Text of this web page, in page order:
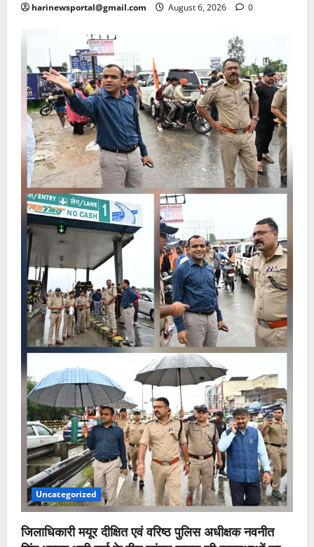
harinewsportal@gmail.com August 6, 2026 0
Uncategorized
जिलाधिकारी मयूर दीक्षित एवं वरिष्ठ पुलिस अधीक्षक नवनीत